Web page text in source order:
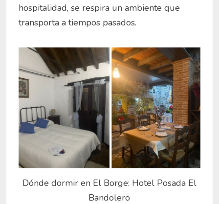
hospitalidad, se respira un ambiente que
transporta a tiempos pasados.
Dónde dormir en El Borge: Hotel Posada El
Bandolero